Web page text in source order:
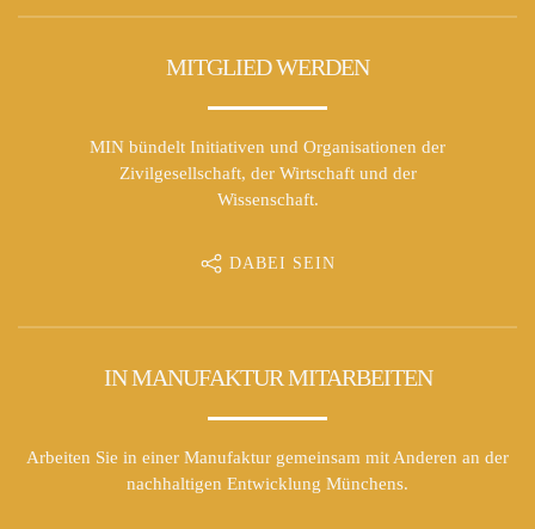
MITGLIED WERDEN
MIN bündelt Initiativen und Organisationen der
Zivilgesellschaft, der Wirtschaft und der
Wissenschaft.
DABEI SEIN
IN MANUFAKTUR MITARBEITEN
Arbeiten Sie in einer Manufaktur gemeinsam mit Anderen an der
nachhaltigen Entwicklung Münchens.